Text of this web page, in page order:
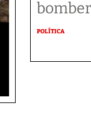
POLÍTICA